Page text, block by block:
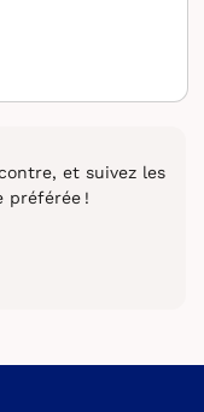
et suivez les
préférée !